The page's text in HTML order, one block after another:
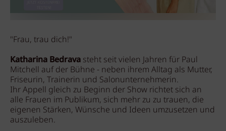
"Frau, trau dich!"
Katharina Bedrava steht seit vielen Jahren für Paul
Mitchell auf der Bühne - neben ihrem Alltag als Mutter,
Friseurin, Trainerin und Salonunternehmerin.
Ihr Appell gleich zu Beginn der Show richtet sich an
alle Frauen im Publikum, sich mehr zu zu trauen, die
eigenen Stärken, Wünsche und Ideen umzusetzen und
auszuleben.